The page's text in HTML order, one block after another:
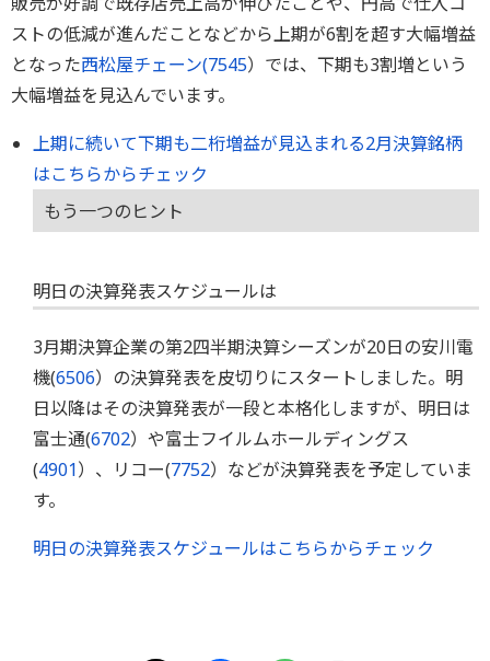
ストの低減が進んだことなどから上期が6割を超す大幅増益
となった西松屋チェーン(7545）では、下期も3割増という
大幅増益を見込んでいます。
上期に続いて下期も二桁増益が見込まれる2月決算銘柄
はこちらからチェック
もう一つのヒント
明日の決算発表スケジュールは
3月期決算企業の第2四半期決算シーズンが20日の安川電
機(6506）の決算発表を皮切りにスタートしました。明
日以降はその決算発表が一段と本格化しますが、明日は
富士通(6702）や富士フイルムホールディングス
(4901）、リコー(7752）などが決算発表を予定していま
す。
明日の決算発表スケジュールはこちらからチェック